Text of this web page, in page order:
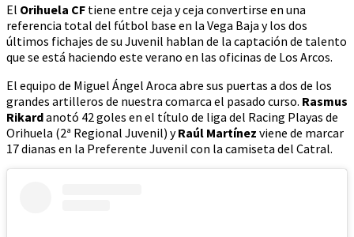
El Orihuela CF tiene entre ceja y ceja convertirse en una
referencia total del fútbol base en la Vega Baja y los dos
últimos fichajes de su Juvenil hablan de la captación de talento
que se está haciendo este verano en las oficinas de Los Arcos.
El equipo de Miguel Ángel Aroca abre sus puertas a dos de los
grandes artilleros de nuestra comarca el pasado curso. Rasmus
Rikardanotó 42 goles en el título de liga del Racing Playas de
Orihuela (2ª Regional Juvenil) yRaúl Martínez viene de marcar
17 dianas en la Preferente Juvenil con la camiseta del Catral.